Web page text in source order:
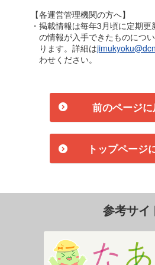
【各運営管理機関の方へ】
・掲載情報は毎年3月頃に定期
の情報が入手できたものにつ
ります。詳細は
わせください。
前のページに
トップページ
参考サイ